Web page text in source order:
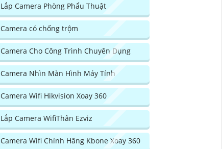
Lắp Camera Phòng Phẩu Thuật
Camera có chống trộm
Camera Cho Công Trình Chuyên Dụng
Camera Nhìn Màn Hình Máy Tính
Camera Wifi Hikvision Xoay 360
Lắp Camera WifiThân Ezviz
Camera Wifi Chính Hãng Kbone Xoay 360